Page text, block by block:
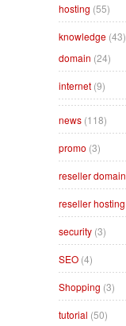
hosting (55)
knowledge (43)
domain (24)
internet (9)
news (118)
promo (3)
reseller domain
reseller hosting
security (3)
SEO (4)
Shopping (3)
tutorial (50)